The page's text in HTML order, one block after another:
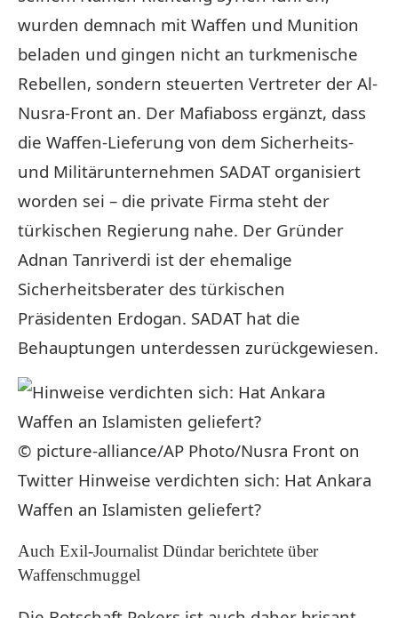
wurden demnach mit Waffen und Munition
beladen und gingen nicht an turkmenische
Rebellen, sondern steuerten Vertreter der Al-
Nusra-Front an. Der Mafiaboss ergänzt, dass
die Waffen-Lieferung von dem Sicherheits-
und Militärunternehmen SADAT organisiert
worden sei – die private Firma steht der
türkischen Regierung nahe. Der Gründer
Adnan Tanriverdi ist der ehemalige
Sicherheitsberater des türkischen
Präsidenten Erdogan. SADAT hat die
Behauptungen unterdessen zurückgewiesen.
© picture-alliance/AP Photo/Nusra Front on
Twitter Hinweise verdichten sich: Hat Ankara
Waffen an Islamisten geliefert?
Auch Exil-Journalist Dündar berichtete über
Waffenschmuggel